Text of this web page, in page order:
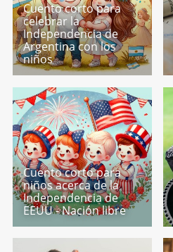
Cuento corto para
celebrar la
Independencia de
Argentina con los
niños
Cuento corto para
niños acerca de la
Independencia de
EEUU - Nación libre